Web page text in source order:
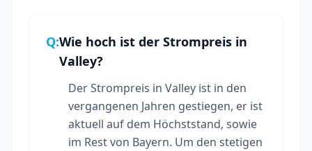
Q:Wie hoch ist der Strompreis in
Valley?
Der Strompreis in Valley ist in den
vergangenen Jahren gestiegen, er ist
aktuell auf dem Höchststand, sowie
im Rest von Bayern. Um den stetigen